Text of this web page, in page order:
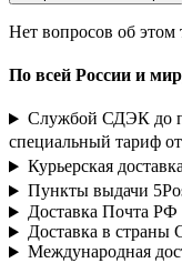
Нет вопросов об этом
По всей России и
Службой СДЭК до
специальный тариф
Курьерская
Пункты выдачи
Доставка Почта РФ
Доставка в страны
Международная